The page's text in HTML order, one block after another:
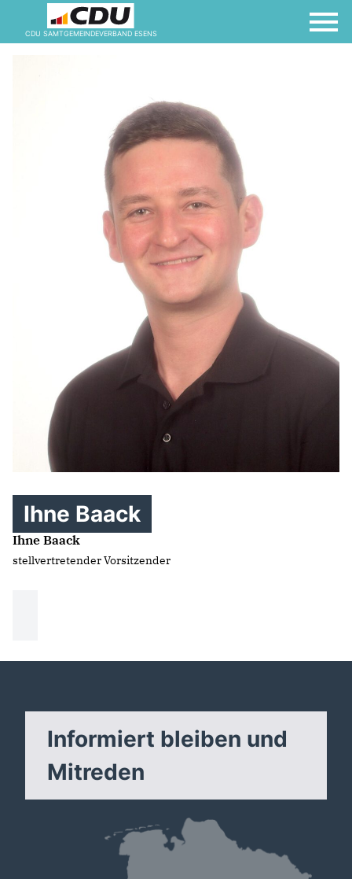
CDU SAMTGEMEINDEVERBAND ESENS
Ihne Baack
Ihne Baack
stellvertretender Vorsitzender
Informiert bleiben und
Mitreden